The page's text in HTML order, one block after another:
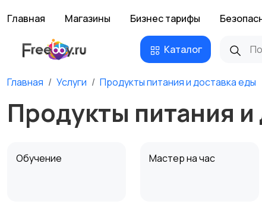
Главная Магазины Бизнес тарифы
Каталог
Главная Услуги Продукты питания и доставка еды
Продукты питания и
Обучение Мастер на час